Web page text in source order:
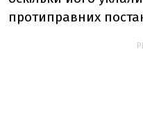
протиправних